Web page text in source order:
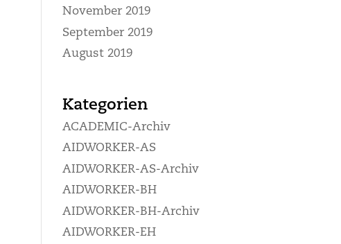
November 2019
September 2019
August 2019
Kategorien
ACADEMIC-Archiv
AIDWORKER-AS
AIDWORKER-AS-Archiv
AIDWORKER-BH
AIDWORKER-BH-Archiv
AIDWORKER-EH